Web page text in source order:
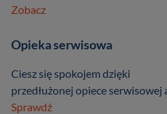
Zobacz
Opieka serwisowa
Ciesz się spokojem dzięki
przedłużonej opiece serwisowej
Sprawdź